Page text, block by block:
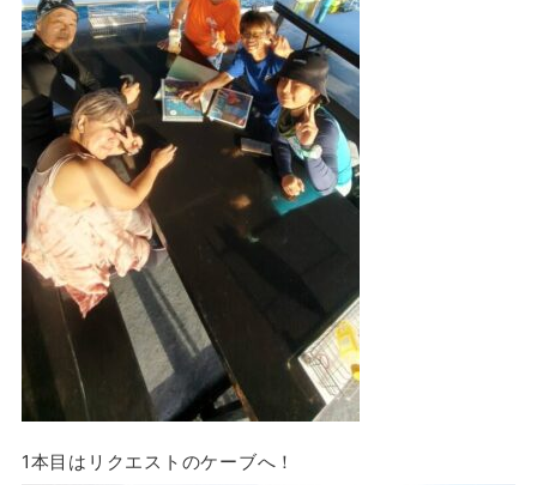
1本目はリクエストのケーブへ！